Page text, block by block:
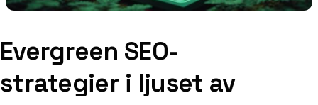
Evergreen SEO-
strategier i ljuset av